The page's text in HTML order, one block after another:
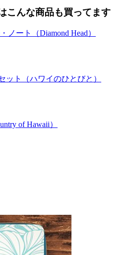
こんな商品も買ってます
ート（Diamond Head）
ット（ハワイのひとびと）
of Hawaii）